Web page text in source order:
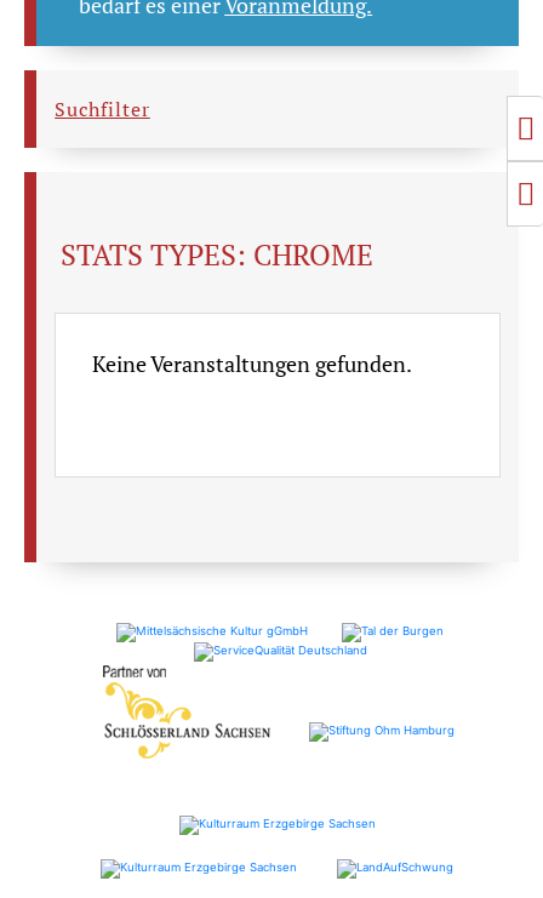
Suchfilter
STATS TYPES: CHROME
Keine Veranstaltungen gefunden.